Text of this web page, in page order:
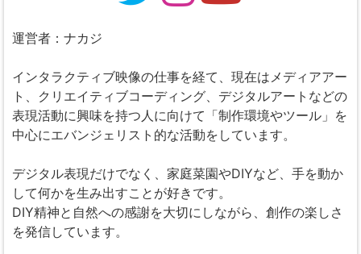
運営者：ナカジ
インタラクティブ映像の仕事を経て、現在はメディアアー
ト、クリエイティブコーディング、デジタルアートなどの
表現活動に興味を持つ人に向けて「制作環境やツール」を
中心にエバンジェリスト的な活動をしています。
デジタル表現だけでなく、家庭菜園やDIYなど、手を動か
して何かを生み出すことが好きです。
DIY精神と自然への感謝を大切にしながら、創作の楽しさ
を発信しています。